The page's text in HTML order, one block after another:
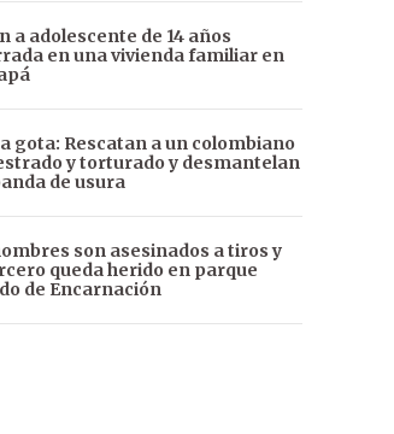
a adolescente de 14 años
en una vivienda familiar en
gota: Rescatan a un colombiano
y torturado y desmantelan
de usura
son asesinados a tiros y
queda herido en parque
de Encarnación